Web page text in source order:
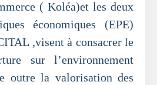
( Koléa)et les deux
économiques (EPE)
,visent à consacrer le
sur l’environnement
outre la valorisation des